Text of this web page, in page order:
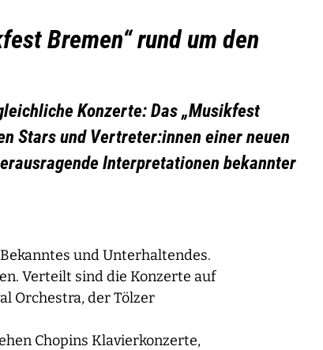
Bremen“ rund um den
Konzerte: Das „Musikfest
Stars und Vertreter:innen einer neuen
Interpretationen bekannter
und Unterhaltendes.
Verteilt sind die Konzerte auf
Orchestra, der Tölzer
Chopins Klavierkonzerte,